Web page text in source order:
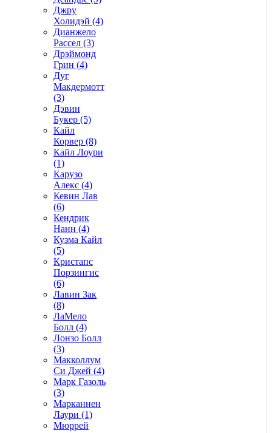
Джру
Холидэй (4)
Дианжело
Рассел (3)
Дрэймонд
Грин (4)
Дуг
Макдермотт
(3)
Дэвин
Букер (5)
Кайл
Корвер (8)
Кайл Лоури
(1)
Карузо
Алекс (4)
Кевин Лав
(6)
Кендрик
Нанн (4)
Кузма Кайл
(5)
Кристапс
Порзингис
(6)
Лавин Зак
(8)
ЛаМело
Болл (4)
Лонзо Болл
(3)
Макколлум
Си Джей (4)
Марк Газоль
(3)
Марканнен
Лаури (1)
Мюррей